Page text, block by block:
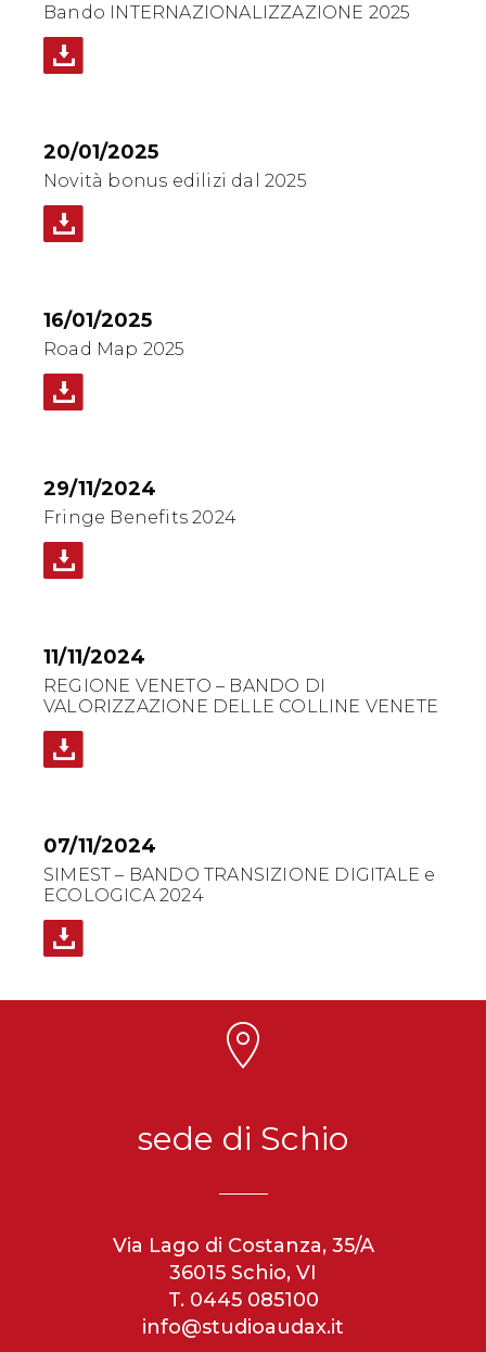
Bando INTERNAZIONALIZZAZIONE 2025
20/01/2025
Novità bonus edilizi dal 2025
16/01/2025
Road Map 2025
29/11/2024
Fringe Benefits 2024
11/11/2024
REGIONE VENETO – BANDO DI
VALORIZZAZIONE DELLE COLLINE VENETE
07/11/2024
SIMEST – BANDO TRANSIZIONE DIGITALE e
ECOLOGICA 2024
sede di Schio
Via Lago di Costanza, 35/A
36015 Schio, VI
T. 0445 085100
info@studioaudax.it